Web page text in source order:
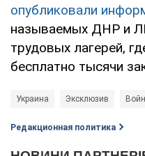
опубликовали
называемых ДНР и
трудовых лагерей,
бесплатно тысячи
Украина Эксклюзив
Редакционная политика